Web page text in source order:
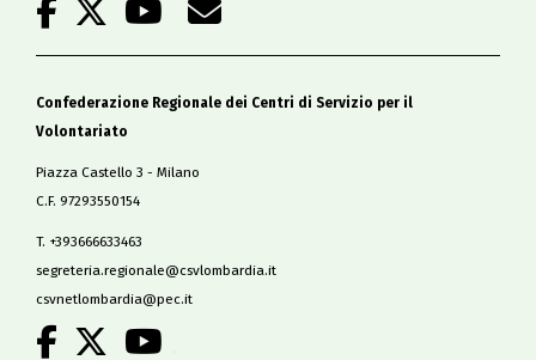
Confederazione Regionale dei Centri di Servizio per il
Volontariato
Piazza Castello 3 - Milano
C.F. 97293550154
T. +393666633463
segreteria.regionale@csvlombardia.it
csvnetlombardia@pec.it